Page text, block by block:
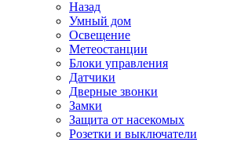
Назад
Умный дом
Освещение
Метеостанции
Блоки управления
Датчики
Дверные звонки
Замки
Защита от насекомых
Розетки и выключатели